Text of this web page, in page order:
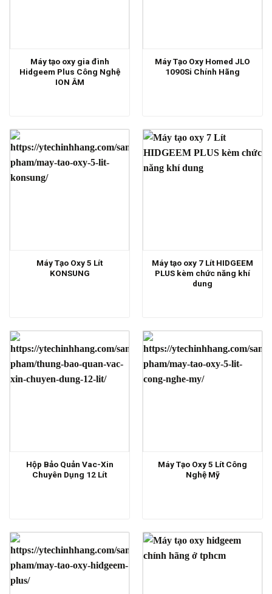
Máy tạo oxy gia đình
Hidgeem Plus Công Nghệ
ION ÂM
Máy Tạo Oxy Homed JLO
1090Si Chính Hãng
Máy Tạo Oxy 5 Lít
KONSUNG
Máy tạo oxy 7 Lít HIDGEEM
PLUS kèm chức năng khí
dung
Hộp Bảo Quản Vac-Xin
Chuyên Dụng 12 Lít
Máy Tạo Oxy 5 Lít Công
Nghệ Mỹ